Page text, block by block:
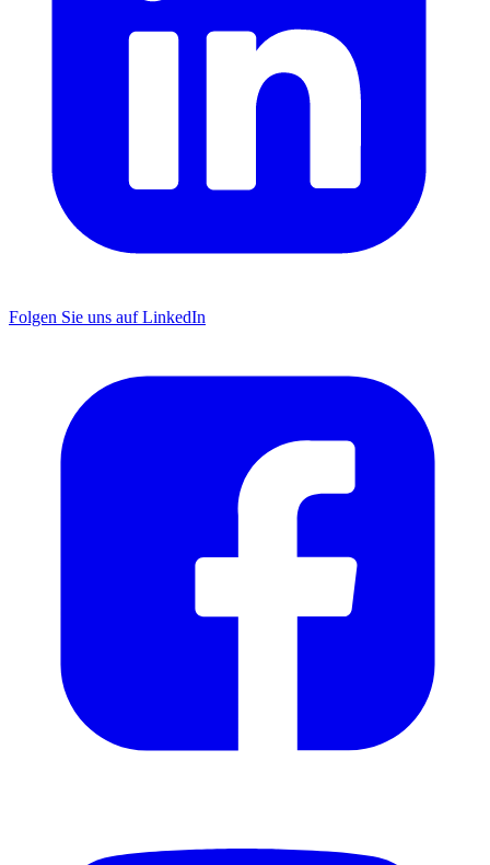
Folgen Sie uns auf LinkedIn